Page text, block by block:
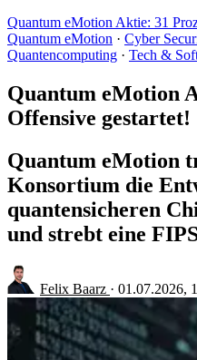
Quantum eMotion Aktie: 31
Quantum eMotion · Cyber
Quantencomputing · Tech &
Quantum eMotion
Offensive gestartet!
Quantum eMotion
Konsortium die
quantensicheren
und strebt eine
Felix Baarz · 01.07.2026,